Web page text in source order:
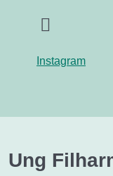
Instagram
Ung